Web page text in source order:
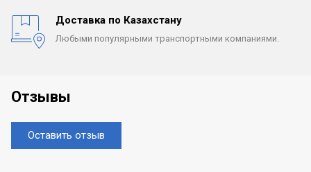
Доставка по Казахстану
Любыми популярными транспортными компаниями.
Отзывы
Оставить отзыв